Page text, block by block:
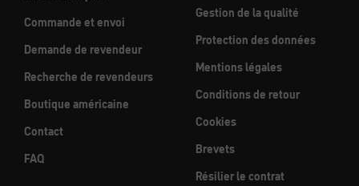
Commande et envoi
Demande de revendeur
Recherche de revendeurs
Boutique américaine
Contact
FAQ
Gestion de la qualité
Protection des données
Mentions légales
Conditions de retour
Cookies
Brevets
Résilier le contrat